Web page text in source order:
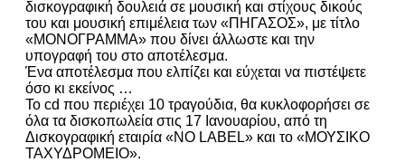
δισκογραφική δουλειά σε μουσική και στίχους δικούς
του και μουσική επιμέλεια των «ΠΗΓΑΣΟΣ», με τίτλο
«ΜΟΝΟΓΡΑΜΜΑ» που δίνει άλλωστε και την
υπογραφή του στο αποτέλεσμα.
Ένα αποτέλεσμα που ελπίζει και εύχεται να πιστέψετε
όσο κι εκείνος …
Το cd που περιέχει 10 τραγούδια, θα κυκλοφορήσει σε
όλα τα δισκοπωλεία στις 17 Ιανουαρίου, από τη
Δισκογραφική εταιρία «NO LABEL» και το «ΜΟΥΣΙΚΟ
ΤΑΧΥΔΡΟΜΕΙΟ».